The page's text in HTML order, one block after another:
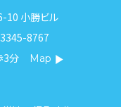
10 小勝ビル
8767
3分
Map